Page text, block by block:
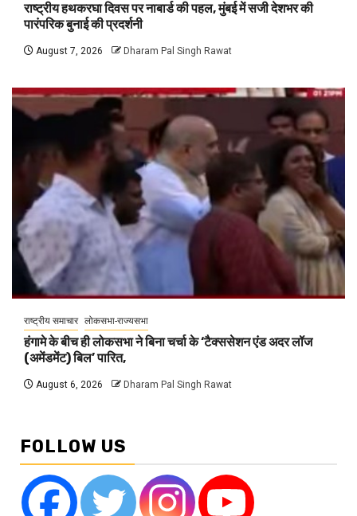
राष्ट्रीय हथकरघा दिवस पर नाबार्ड की पहल, मुंबई में सजी देशभर की
पारंपरिक बुनाई की प्रदर्शनी
August 7, 2026 Dharam Pal Singh Rawat
राष्ट्रीय समाचार लोकसभा-राज्यसभा
हंगामे के बीच ही लोकसभा ने बिना चर्चा के ‘टैक्ससेशन एंड अदर लॉज
(अमेंडमेंट) बिल’ पारित,
August 6, 2026 Dharam Pal Singh Rawat
FOLLOW US